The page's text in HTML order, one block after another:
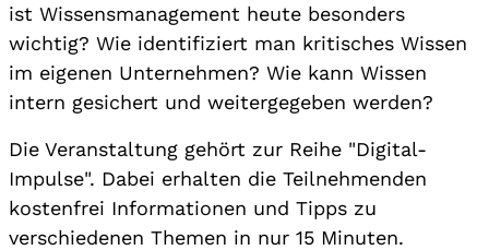
ist Wissensmanagement heute besonders
wichtig? Wie identifiziert man kritisches Wissen
im eigenen Unternehmen? Wie kann Wissen
intern gesichert und weitergegeben werden?
Die Veranstaltung gehört zur Reihe "Digital-
Impulse". Dabei erhalten die Teilnehmenden
kostenfrei Informationen und Tipps zu
verschiedenen Themen in nur 15 Minuten.